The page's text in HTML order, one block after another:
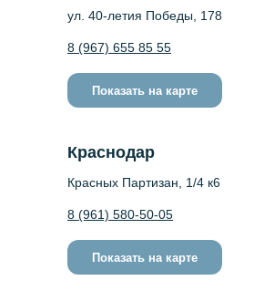
ул. 40-летия Победы, 178
8 (967) 655 85 55
Показать на карте
Краснодар
Красных Партизан, 1/4 к6
8 (961) 580-50-05
Показать на карте